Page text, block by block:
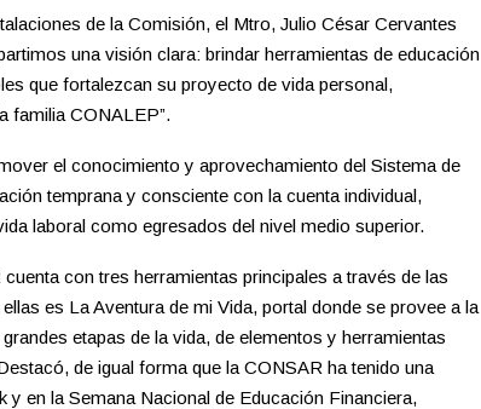
de la Comisión, el Mtro, Julio César Cervantes
una visión clara: brindar herramientas de educación
que fortalezcan su proyecto de vida personal,
familia CONALEP”.
el conocimiento y aprovechamiento del Sistema de
temprana y consciente con la cuenta individual,
laboral como egresados del nivel medio superior.
con tres herramientas principales a través de las
es La Aventura de mi Vida, portal donde se provee a la
etapas de la vida, de elementos y herramientas
de igual forma que la CONSAR ha tenido una
en la Semana Nacional de Educación Financiera,